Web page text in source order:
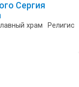
Сергия
храм